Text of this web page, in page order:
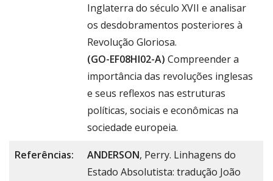
Inglaterra do século XVII e analisar
os desdobramentos posteriores à
Revolução Gloriosa.
(GO-EF08HI02-A) Compreender a
importância das revoluções inglesas
e seus reflexos nas estruturas
políticas, sociais e econômicas na
sociedade europeia.
Referências: ANDERSON, Perry. Linhagens do
Estado Absolutista: tradução João